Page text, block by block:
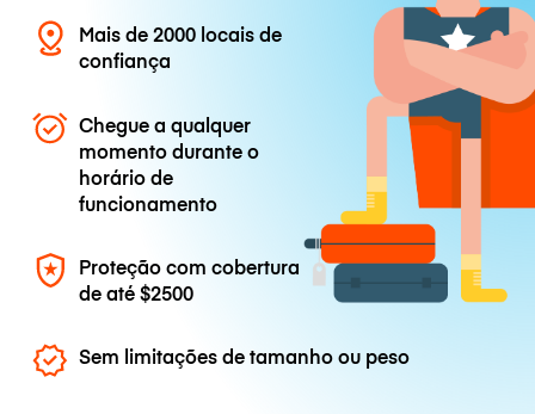
Mais de 2000 locais de
confiança
Chegue a qualquer
momento durante o
horário de
funcionamento
Proteção com cobertura
de até$2500
Sem limitações de tamanho ou peso